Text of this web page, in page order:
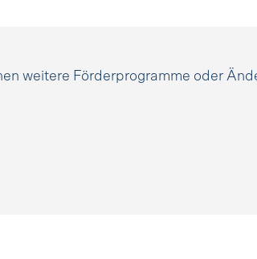
weitere Förderprogramme oder